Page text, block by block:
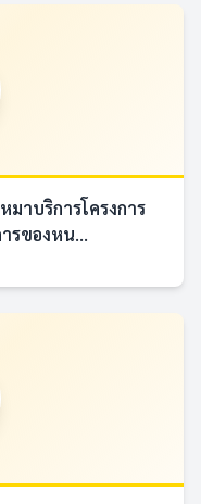
มาบริการโครงการ
รของหน...